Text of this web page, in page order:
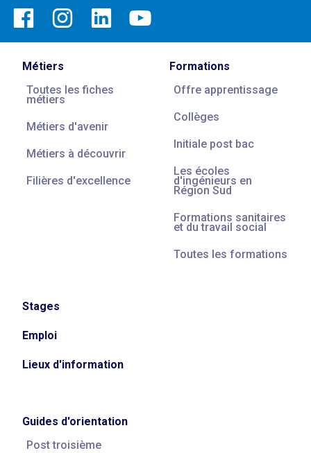
Métiers
Toutes les fiches
métiers
Métiers d'avenir
Métiers à découvrir
Filières d'excellence
Formations
Offre apprentissage
Collèges
Initiale post bac
Les écoles
d'ingénieurs en
Région Sud
Formations sanitaires
et du travail social
Toutes les formations
Stages
Emploi
Lieux d'information
Guides d'orientation
Post troisième